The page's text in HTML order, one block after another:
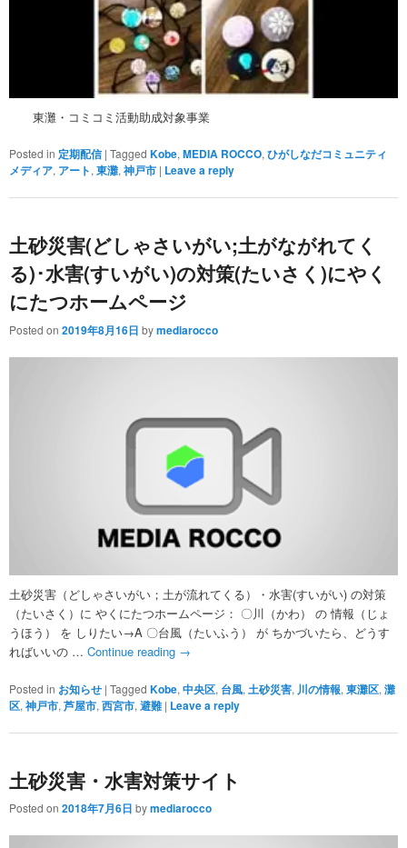
東灘・コミコミ活動助成対象事業
Posted in 定期配信 |Tagged Kobe,MEDIA ROCCO,ひがしなだコミュニティ
メディア, アート,東灘,神戸市 | Leave a reply
土砂災害(どしゃさいがい;土がながれてく
る)･水害(すいがい)の対策(たいさく)にやく
にたつホームページ
Posted on2019年8月16日 bymediarocco
土砂災害（どしゃさいがい；土が流れてくる）・水害(すいがい) の対策
（たいさく）に やくにたつホームページ： 〇川（かわ） の 情報（じょ
うほう） を しりたい→A 〇台風（たいふう） が ちかづいたら、どうす
ればいいの …Continue reading →
Posted in お知らせ |Tagged Kobe,中央区, 台風, 土砂災害, 川の情報,東灘区,灘
区,神戸市,芦屋市,西宮市,避難 | Leave a reply
土砂災害・水害対策サイト
Posted on2018年7月6日 bymediarocco